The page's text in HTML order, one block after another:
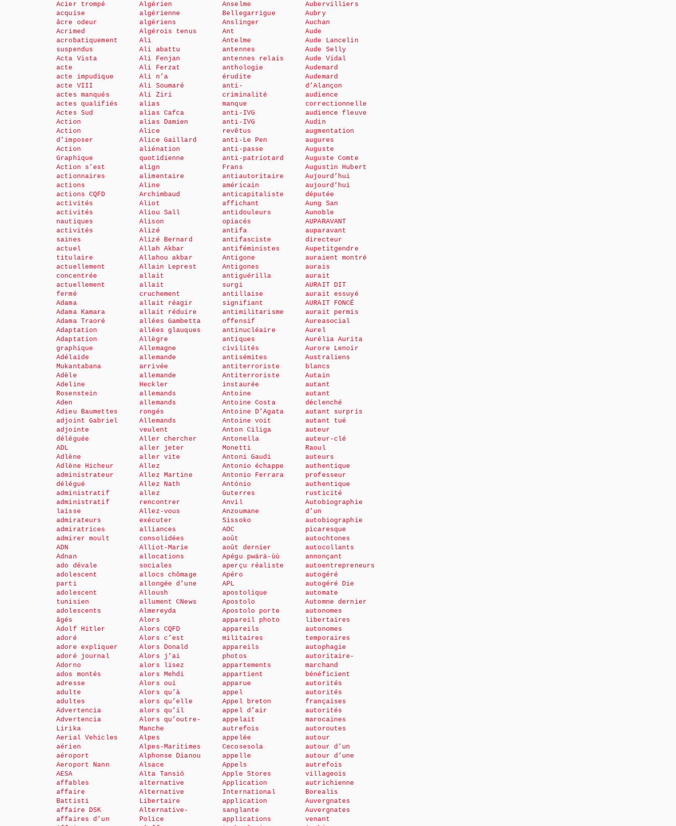
Acier trompé
acquise
âcre odeur
Acrimed
acrobatiquement
suspendus
Acta Vista
acte
acte impudique
acte VIII
actes manqués
actes qualifiés
Actes Sud
Action
Action
d’imposer
Action
Graphique
Action s’est
actionnaires
actions
actions CQFD
activités
activités
nautiques
activités
saines
actuel
titulaire
actuellement
concentrée
actuellement
fermé
Adama
Adama Kamara
Adama Traoré
Adaptation
Adaptation
graphique
Adélaïde
Mukantabana
Adèle
Adeline
Rosenstein
Aden
Adieu Baumettes
adjoint Gabriel
adjointe
déléguée
ADL
Adlène
Adlène Hicheur
administrateur
délégué
administratif
administratif
laisse
admirateurs
admiratrices
admirer moult
ADN
Adnan
ado dévale
adolescent
parti
adolescent
tunisien
adolescents
âgés
Adolf Hitler
adoré
adore expliquer
adoré journal
Adorno
ados montés
adresse
adulte
adultes
Advertencia
Advertencia
Lirika
Aerial Vehicles
aérien
aéroport
Aeroport Nann
AESA
affables
affaire
Battisti
affaire DSK
affaires d’un
Algérien
algérienne
algériens
Algérois tenus
Ali
Ali abattu
Ali Fenjan
Ali Ferzat
Ali n’a
Ali Soumaré
Ali Ziri
alias
alias Cafca
alias Damien
Alice
Alice Gaillard
aliénation
quotidienne
align
alimentaire
Aline
Archimbaud
Aliot
Aliou Sall
Alison
Alizé
Alizé Bernard
Allah Akbar
Allahou akbar
Allain Leprest
allait
allait
cruchement
allait réagir
allait réduire
allées Gambetta
allées glauques
Allègre
Allemagne
allemande
arrivée
allemande
Heckler
allemands
allemands
rongés
Allemands
veulent
Aller chercher
aller jeter
aller vite
Allez
Allez Martine
Allez Nath
allez
rencontrer
Allez-vous
exécuter
alliances
consolidées
Alliot-Marie
allocations
sociales
allocs chômage
allongée d’une
Alloush
allument CNews
Almereyda
Alors
Alors CQFD
Alors c’est
Alors Donald
Alors j’ai
alors lisez
alors Mehdi
Alors oui
Alors qu’à
alors qu’elle
alors qu’il
Alors qu’outre-
Manche
Alpes
Alpes-Maritimes
Alphonse Dianou
Alsace
Alta Tansió
alternative
Alternative
Libertaire
Alternative-
Police
Anselme
Bellegarrigue
Anslinger
Ant
Antelme
antennes
antennes relais
anthologie
érudite
anti-
criminalité
manque
anti-IVG
anti-IVG
revêtus
anti-Le Pen
anti-passe
anti-patriotard
Frans
antiautoritaire
américain
anticapitaliste
affichant
antidouleurs
opiacés
antifa
antifasciste
antiféministes
Antigone
Antigones
antiguérilla
surgi
antillaise
signifiant
antimilitarisme
offensif
antinucléaire
antiques
civilités
antisémites
antiterroriste
Antiterroriste
instaurée
Antoine
Antoine Costa
Antoine D’Agata
Antoine voit
Anton Ciliga
Antonella
Monetti
Antoni Gaudi
Antonio échappe
Antonio Ferrara
António
Guterres
Anvil
Anzoumane
Sissoko
AOC
août
août dernier
Apégu pwärä-ùù
aperçu réaliste
Apéro
APL
apostolique
Apostolo
Apostolo porte
appareil photo
appareils
militaires
appareils
photos
appartements
appartient
apparue
appel
Appel breton
appel d’air
appelait
autrefois
appelée
Cecosesola
appelle
Appels
Apple Stores
Application
International
application
sanglante
applications
Aubervilliers
Aubry
Auchan
Aude
Aude Lancelin
Aude Selly
Aude Vidal
Audemard
Audemard
d’Alançon
audience
correctionnelle
audience fleuve
Audin
augmentation
augures
Auguste
Auguste Comte
Augustin Hubert
Aujourd’hui
aujourd’hui
députée
Aung San
Aunoble
AUPARAVANT
auparavant
directeur
Aupetitgendre
auraient montré
aurais
aurait
AURAIT DIT
aurait essuyé
AURAIT FONCÉ
aurait permis
Aureasocial
Aurel
Aurélia Aurita
Aurore Lenoir
Australiens
blancs
Autain
autant
autant
déclenché
autant surpris
autant tué
auteur
auteur-clé
Raoul
auteurs
authentique
professeur
authentique
rusticité
Autobiographie
d’un
autobiographie
picaresque
autochtones
autocollants
annonçant
autoentrepreneurs
autogéré
autogéré Die
automate
Automne dernier
autonomes
libertaires
autonomes
temporaires
autophagie
autoritaire-
marchand
bénéficient
autorités
autorités
françaises
autorités
marocaines
autoroutes
autour
autour d’un
autour d’une
autrefois
villageois
autrichienne
Borealis
Auvergnates
Auvergnates
venant